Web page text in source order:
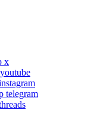
x
telegram